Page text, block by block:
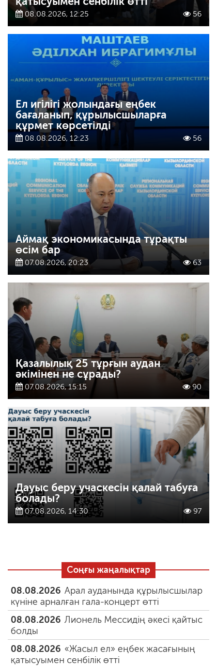
08.08.2026, 12:25 56
Ел игілігі жолындағы еңбек
бағаланып, құрылысшыларға
құрмет көрсетілді
08.08.2026, 12:23 56
Аймақ экономикасында тұрақты
өсім бар
07.08.2026, 20:23 63
Қазалылық 25 тұрғын аудан
әкімінен не сұрады?
07.08.2026, 15:15 90
Дауыс беру учаскесін қалай табуға
болады?
07.08.2026, 14:30 97
Соңғы жаңалықтар
08.08.2026 Арал ауданында құрылысшылар
күніне арналған гала-концерт өтті
08.08.2026 Лионель Мессидің әкесі қайтыс
болды
08.08.2026 «Жасыл ел» еңбек жасағының
қатысуымен сенбілік өтті